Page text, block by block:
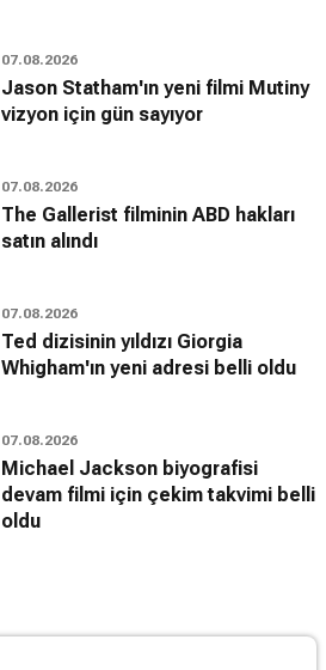
07.08.2026
Jason Statham'ın yeni filmi Mutiny
vizyon için gün sayıyor
07.08.2026
The Gallerist filminin ABD hakları
satın alındı
07.08.2026
Ted dizisinin yıldızı Giorgia
Whigham'ın yeni adresi belli oldu
07.08.2026
Michael Jackson biyografisi
devam filmi için çekim takvimi belli
oldu